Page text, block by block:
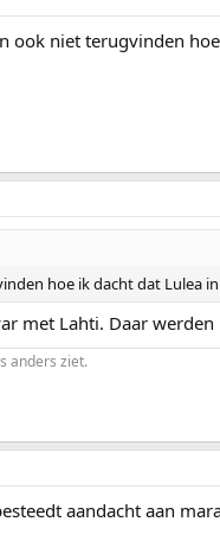
ook niet terugvinden
hoe ik dacht dat Lulea
met Lahti. Daar
anders ziet.
aandacht aan